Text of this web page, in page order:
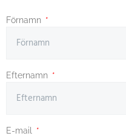
Förnamn
Efternamn
E-mail